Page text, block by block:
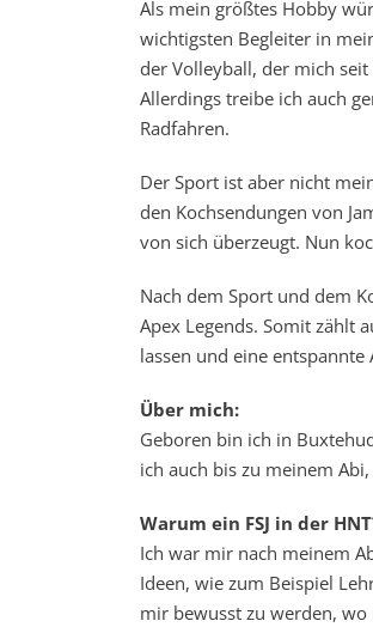
Als mein größtes Hobby
wichtigsten Begleiter in
der Volleyball, der mich
Allerdings treibe ich auch
Radfahren.
Der Sport ist aber nicht
den Kochsendungen von
von sich überzeugt. Nun
Nach dem Sport und dem
Apex Legends. Somit zählt
lassen und eine
Über mich:
Geboren bin ich in
ich auch bis zu meinem
Warum ein FSJ in der
Ich war mir nach meinem
Ideen, wie zum Beispiel
mir bewusst zu werden,